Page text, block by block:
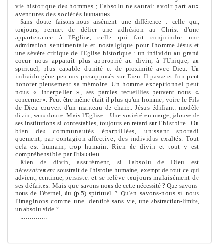
vie historique des hommes ; l'absolu ne saurait avoir part aux
aventures des sociétéshumaines.
Sans doute faisons-nous aisément une différence : celle qui,
toujours,permet de délier une adhésion au Christ d'une
appartenance à l'Eglise,celle qui fait conjoindre une
admiration sentimentale et nostalgiquepour l'homme Jésus et
une sévère critique de l'Eglise historique : un indi­vidu au grand
coeur nous apparaît plus approprié au divin, à l'Unique, au
spirituel, plus capable d'unité et de proximité avec Dieu. Un
individugêne peu nos présupposés sur Dieu. Il passe et l'on peut
honorer pieuse­ment sa mémoire. Un homme exceptionnel peut
nous « interpeller »,ses paroles recueillies peuvent nous «•
concerner ». Peut-être même était-ilplus qu'un homme , voire le Fils
de Dieu couvert d'un manteau de chair...Jésus édifiant, modèle
divin, sans doute. Mais l'Eglise... Une société en marge, jalouse de
ses institutions si contestables, toujours en retard surl'histoire. Ou
bien des communautés éparpillées, unissant sporadi­
quement, par contagion affective, des individus exaltés. Tout
cela esthumain, trop humain. Rien de divin et tout y est
compréhensible parl'historien.
Rien de divin, assurément, si l'absolu de Dieu est
nécessairement soustrait de l'histoire humaine, exempt de tout ce qui
advient, continue,persiste, et se relève toujours malaisément de
ses défaites. Mais quesavons-nous de cette nécessité ? Que savons-
nous de l'éternel, du (p.5) spirituel ? Qu'en savons-nous si nous
l'imaginons comme une Identité sans vie, une abstraction-limite,
un absolu vide ?